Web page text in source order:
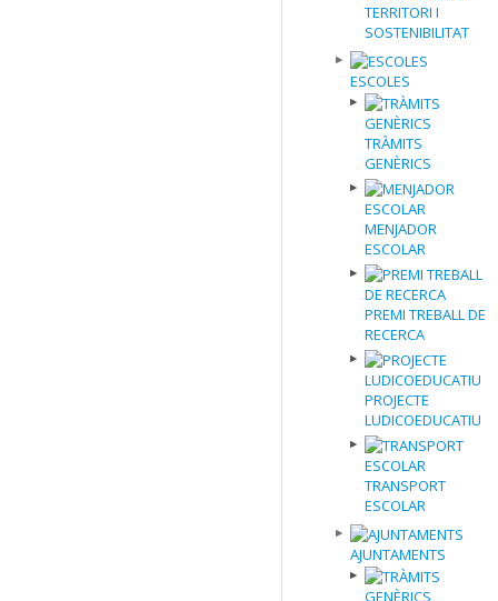
TERRITORI I
SOSTENIBILITAT
ESCOLES
TRÀMITS
GENÈRICS
MENJADOR
ESCOLAR
PREMI TREBALL DE
RECERCA
PROJECTE
LUDICOEDUCATIU
TRANSPORT
ESCOLAR
AJUNTAMENTS